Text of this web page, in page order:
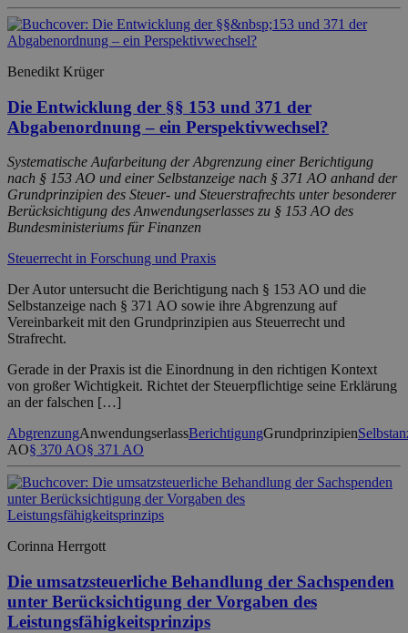
Benedikt Krüger
Die Entwicklung der §§ 153 und 371 der
Abgabenordnung – ein Perspektivwechsel?
Systematische Aufarbeitung der Abgrenzung einer Berichtigung
nach § 153 AO und einer Selbstanzeige nach § 371 AO anhand der
Grundprinzipien des Steuer- und Steuerstrafrechts unter besonderer
Berücksichtigung des Anwendungserlasses zu § 153 AO des
Bundesministeriums für Finanzen
Steuerrecht in Forschung und Praxis
Der Autor untersucht die Berichtigung nach § 153 AO und die
Selbstanzeige nach § 371 AO sowie ihre Abgrenzung auf
Vereinbarkeit mit den Grundprinzipien aus Steuerrecht und
Strafrecht.
Gerade in der Praxis ist die Einordnung in den richtigen Kontext
von großer Wichtigkeit. Richtet der Steuerpflichtige seine Erklärung
an der falschen […]
AbgrenzungAnwendungserlassBerichtigungGrundprinzipien
AO§ 370 AO§ 371 AO
Corinna Herrgott
Die umsatzsteuerliche Behandlung der Sachspenden
unter Berücksichtigung der Vorgaben des
Leistungsfähigkeitsprinzips